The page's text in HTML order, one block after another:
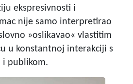
ekspresivnosti i
nije samo interpretirao
»oslikavao« vlastitim
u konstantnoj interakciji s
i publikom.